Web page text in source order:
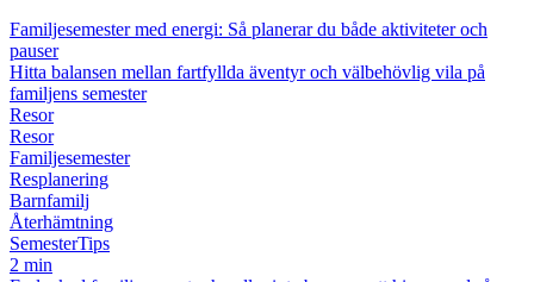
Familjesemester med energi: Så planerar du både aktiviteter och
pauser
Hitta balansen mellan fartfyllda äventyr och välbehövlig vila på
familjens semester
Resor
Resor
Familjesemester
Resplanering
Barnfamilj
Återhämtning
SemesterTips
2 min